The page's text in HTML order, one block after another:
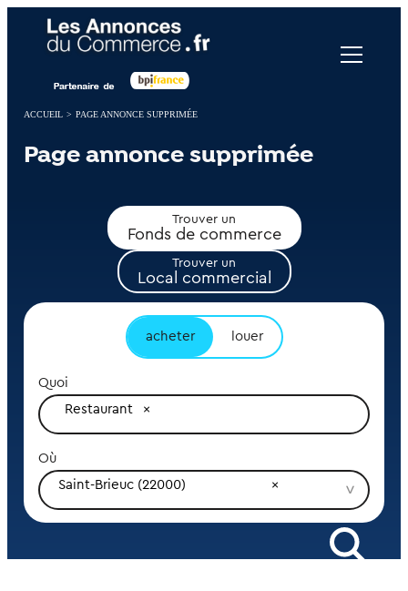
ACCUEIL > PAGE ANNONCE SUPPRIMÉE
Page annonce supprimée
Trouver un
Fonds de commerce
Trouver un
Local commercial
acheter louer
Quoi
Restaurant
Où
Saint-Brieuc (22000)
Panneau de gestion des cookies